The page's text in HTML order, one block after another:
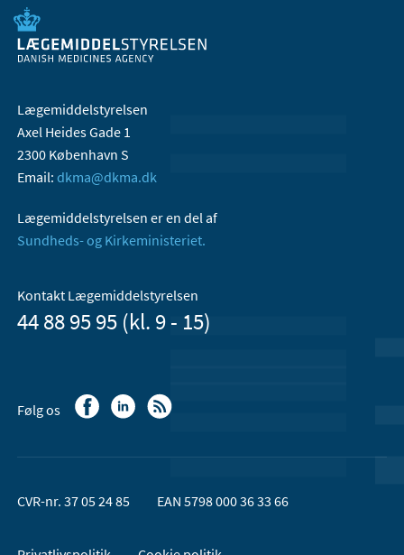
Lægemiddelstyrelsen
Axel Heides Gade 1
2300 København S
Email: dkma@dkma.dk
Lægemiddelstyrelsen er en del af
Sundheds- og Kirkeministeriet.
Kontakt Lægemiddelstyrelsen
44 88 95 95 (kl. 9 - 15)
Følg os
CVR-nr. 37 05 24 85 EAN 5798 000 36 33 66